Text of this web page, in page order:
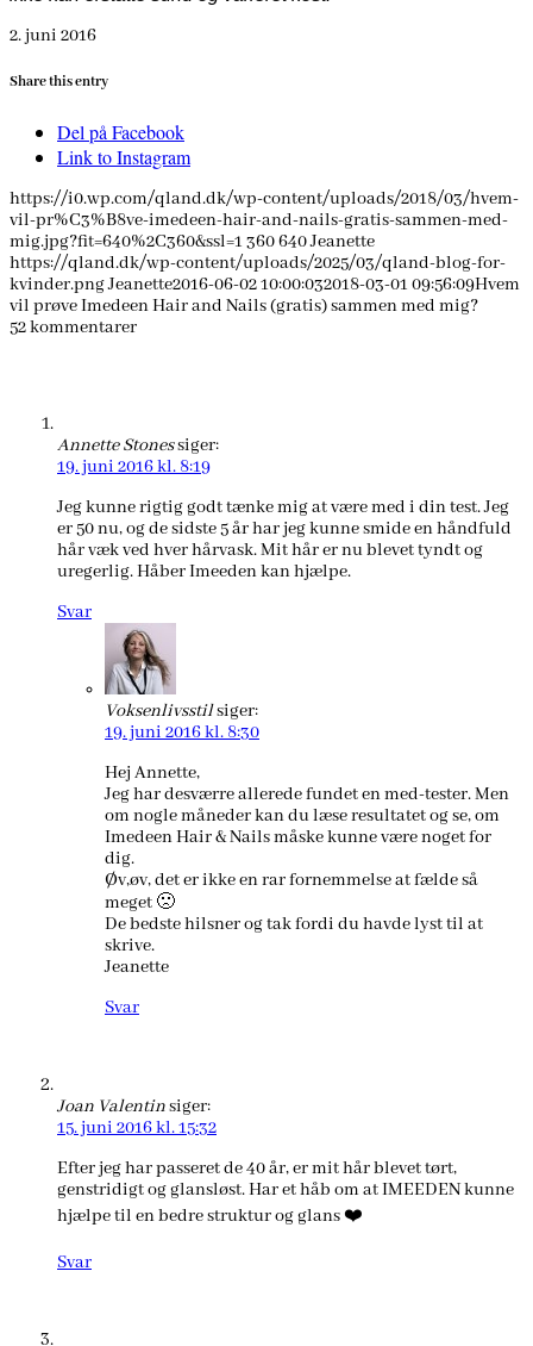
2. juni 2016
Share this entry
Del på Facebook
Link to Instagram
https://i0.wp.com/qland.dk/wp-content/uploads/2018/03/hvem-
vil-pr%C3%B8ve-imedeen-hair-and-nails-gratis-sammen-med-
mig.jpg?fit=640%2C360&ssl=1 360640Jeanette
https://qland.dk/wp-content/uploads/2025/03/qland-blog-for-
kvinder.pngJeanette2016-06-02 10:00:032018-03-01 09:56:09Hvem
vil prøve Imedeen Hair and Nails (gratis) sammen med mig?
52kommentarer
Annette Stonessiger:
19. juni 2016 kl. 8:19
Jeg kunne rigtig godt tænke mig at være med i din test. Jeg
er 50 nu, og de sidste 5 år har jeg kunne smide en håndfuld
hår væk ved hver hårvask. Mit hår er nu blevet tyndt og
uregerlig. Håber Imeeden kan hjælpe.
Svar
Voksenlivsstilsiger:
19. juni 2016 kl. 8:30
Hej Annette,
Jeg har desværre allerede fundet en med-tester. Men
om nogle måneder kan du læse resultatet og se, om
Imedeen Hair & Nails måske kunne være noget for
dig.
Øv,øv, det er ikke en rar fornemmelse at fælde så
meget 🙁
De bedste hilsner og tak fordi du havde lyst til at
skrive.
Jeanette
Svar
Joan Valentinsiger:
15. juni 2016 kl. 15:32
Efter jeg har passeret de 40 år, er mit hår blevet tørt,
genstridigt og glansløst. Har et håb om at IMEEDEN kunne
hjælpe til en bedre struktur og glans ❤️
Svar